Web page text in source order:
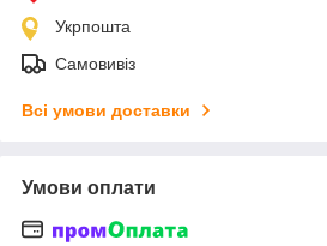
Укрпошта
Самовивіз
Всі умови доставки
Умови оплати